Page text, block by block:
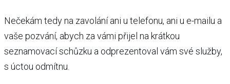
Nečekám tedy na zavolání ani u telefonu, ani u e-mailu a
vaše pozvání, abych za vámi přijel na krátkou
seznamovací schůzku a odprezentoval vám své služby,
s úctou odmítnu.